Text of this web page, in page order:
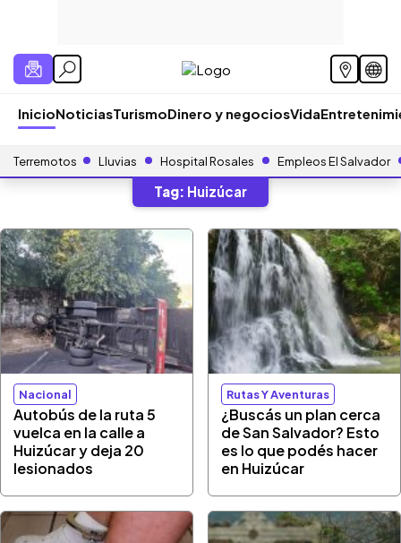
InicioNoticiasTurismoDinero y negociosVida
Terremotos Lluvias Hospital Rosales Empleos El Salvador
Tag: Huizúcar
Nacional
Autobús de la ruta 5
vuelca en la calle a
Huizúcar y deja 20
lesionados
Rutas Y Aventuras
¿Buscás un plan cerca
de San Salvador? Esto
es lo que podés hacer
en Huizúcar